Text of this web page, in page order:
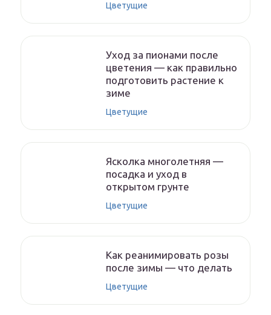
Цветущие
Уход за пионами после
цветения — как правильно
подготовить растение к
зиме
Цветущие
Ясколка многолетняя —
посадка и уход в
открытом грунте
Цветущие
Как реанимировать розы
после зимы — что делать
Цветущие